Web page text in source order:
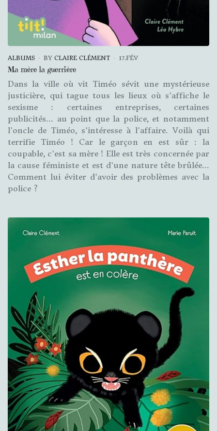
ALBUMS BY CLAIRE CLÉMENT 17.FÉV
Ma mère la guerrière
Dans la ville où vit Timéo sévit une mystérieuse
justicière, qui tague tous les lieux où s'affiche le
sexisme : certaines entreprises, certaines
publicités... au point que la police, et notamment
l'oncle de Timéo, s'intéresse à l'affaire. Voilà qui
terrifie Timéo ! Car le garçon en est sûr : la
coupable, c'est sa mère ! Elle est très concernée par
la cause féministe et est d'une nature tête brûlée...
Comment lui éviter d'avoir des problèmes avec la
police ?